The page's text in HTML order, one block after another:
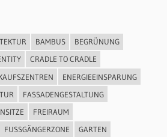
BAMBUS
BEGRÜNUNG
CRADLE TO CRADLE
ENERGIEEINSPARUNG
FASSADENGESTALTUNG
FREIRAUM
FUSSGÄNGERZONE GARTEN